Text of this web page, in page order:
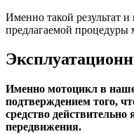
Именно такой результат
предлагаемой
Именно мотоцикл в
подтверждением того,
средство действительно
передвижения.